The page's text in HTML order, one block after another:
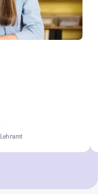
Lehramt